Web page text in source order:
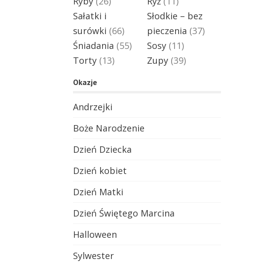
Sałatki i
surówki (66)
Słodkie – bez
pieczenia (37)
Śniadania (55) Sosy (11)
Torty (13) Zupy (39)
Okazje
Andrzejki
Boże Narodzenie
Dzień Dziecka
Dzień kobiet
Dzień Matki
Dzień Świętego Marcina
Halloween
Sylwester